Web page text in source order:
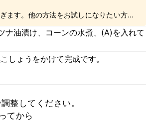
ます。他の方法をお試しになりたい方は
さいね。
ナ油漬け、コーンの水煮、(A)を入れて
しょうをかけて完成です。
整してください。
てから